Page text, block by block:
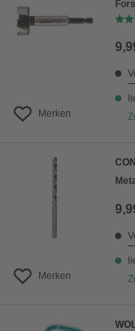
Merken
Merken